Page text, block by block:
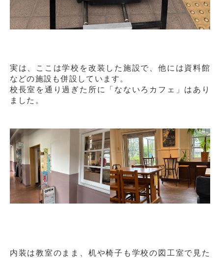
実は、ここは学校を改装した施設で、他には資料館
などの施設も併設しています。
校長室を通り過ぎた所に「なないろカフェ」はあり
ました。
内装は教室のまま、机や椅子も学校の図工室で見た